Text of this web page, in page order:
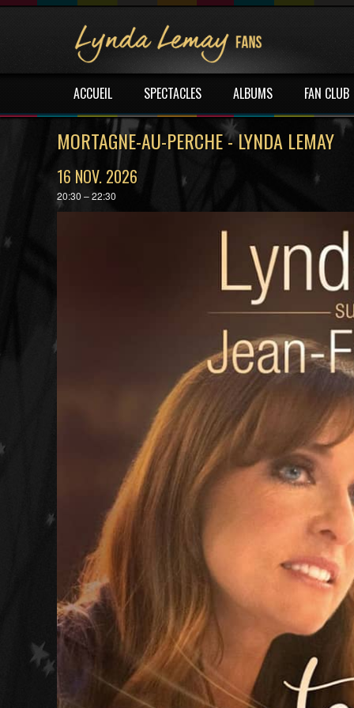
ACCUEIL SPECTACLES ALBUMS FAN CLUB
MORTAGNE-AU-PERCHE - LYNDA LEMAY
16 NOV. 2026
20:30 – 22:30